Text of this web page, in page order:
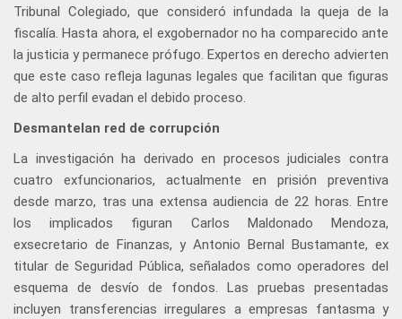
Tribunal Colegiado, que consideró infundada la queja de la
fiscalía. Hasta ahora, el exgobernador no ha comparecido ante
la justicia y permanece prófugo. Expertos en derecho advierten
que este caso refleja lagunas legales que facilitan que figuras
de alto perfil evadan el debido proceso.
Desmantelan red de corrupción
La investigación ha derivado en procesos judiciales contra
cuatro exfuncionarios, actualmente en prisión preventiva
desde marzo, tras una extensa audiencia de 22 horas. Entre
los implicados figuran Carlos Maldonado Mendoza,
exsecretario de Finanzas, y Antonio Bernal Bustamante, ex
titular de Seguridad Pública, señalados como operadores del
esquema de desvío de fondos. Las pruebas presentadas
incluyen transferencias irregulares a empresas fantasma y